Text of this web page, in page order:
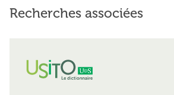
Recherches associées